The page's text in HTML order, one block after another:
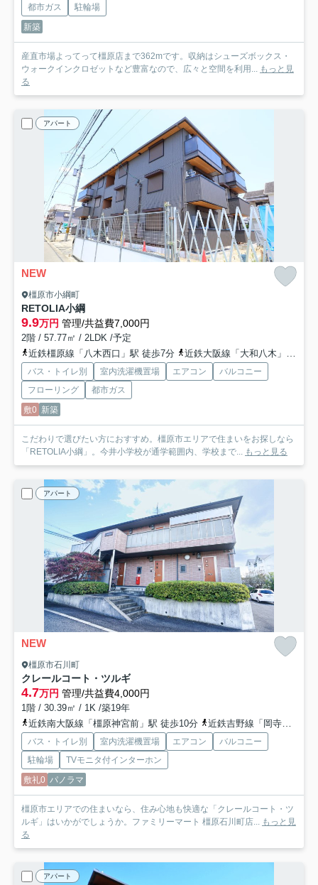
都市ガス
駐輪場
新築
産直市場よってって橿原店まで362mです。収納はシューズボックス・
ウォークインクロゼットなど豊富なので、広々と空間を利用... もっと見
る
アパート
NEW
橿原市小綱町
RETOLIA小綱
9.9万円 管理/共益費7,000円
2階 / 57.77㎡ / 2LDK /予定
近鉄橿原線「八木西口」駅 徒歩7分
近鉄大阪線「大和八木」駅 徒歩10分
バス・トイレ別 室内洗濯機置場 エアコン
バルコニー
フローリング
都市ガス
敷0 新築
こだわりで選びたい方におすすめ。橿原市エリアで住まいをお探しなら
「RETOLIA小綱」。今井小学校が通学範囲内、学校まで... もっと見る
アパート
NEW
橿原市石川町
クレールコート・ツルギ
4.7万円 管理/共益費4,000円
1階 / 30.39㎡ / 1K /築19年
近鉄南大阪線「橿原神宮前」駅 徒歩10分
近鉄吉野線「岡寺」駅 徒歩18分
バス・トイレ別 室内洗濯機置場 エアコン
バルコニー
駐輪場
TVモニタ付インターホン
敷礼0 パノラマ
橿原市エリアでの住まいなら、住み心地も快適な「クレールコート・ツ
ルギ」はいかがでしょうか。ファミリーマート 橿原石川町店... もっと見
る
アパート